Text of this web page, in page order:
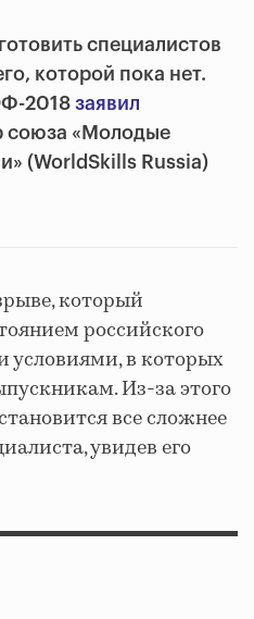
специалистов
которой пока нет.
2018 заявил
союза «Молодые
(WorldSkills Russia)
который
российского
условиями, в которых
Из-за этого
все сложнее
увидев его